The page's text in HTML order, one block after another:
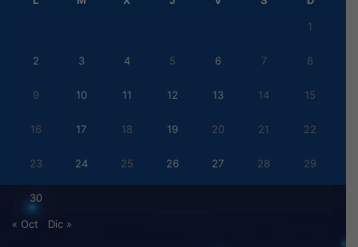
1
2 3 4 5 6 7 8
9 10 11 12 13 14 15
16 17 18 19 20 21 22
23 24 25 26 27 28 29
30
« Oct Dic »